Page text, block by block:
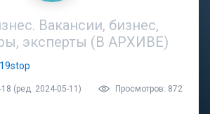
Вакансии, бизнес,
эксперты (В АРХИВЕ)
(ред. 2024-05-11) Просмотров: 872